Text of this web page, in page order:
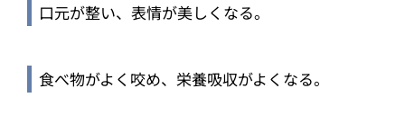
口元が整い、表情が美しくなる。
食べ物がよく咬め、栄養吸収がよくなる。